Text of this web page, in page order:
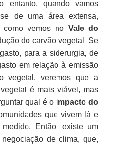
entanto, quando vamos
de uma área extensa,
como vemos no Vale do
do carvão vegetal. Se
para a siderurgia, de
em relação à emissão
vegetal, veremos que a
é mais viável, mas
qual é o impacto do
que vivem lá e
Então, existe um
de clima, que,